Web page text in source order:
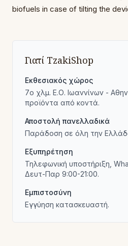
biofuels in case of tilting the
Γιατί TzakiShop
Εκθεσιακός χώρος
7ο χλμ. Ε.Ο. Ιωαννίνων -
προϊόντα από κοντά.
Αποστολή πανελλαδικά
Παράδοση σε όλη την
Εξυπηρέτηση
Τηλεφωνική υποστήριξη,
Δευτ-Παρ 9:00-21:00.
Εμπιστοσύνη
Εγγύηση κατασκευαστή.